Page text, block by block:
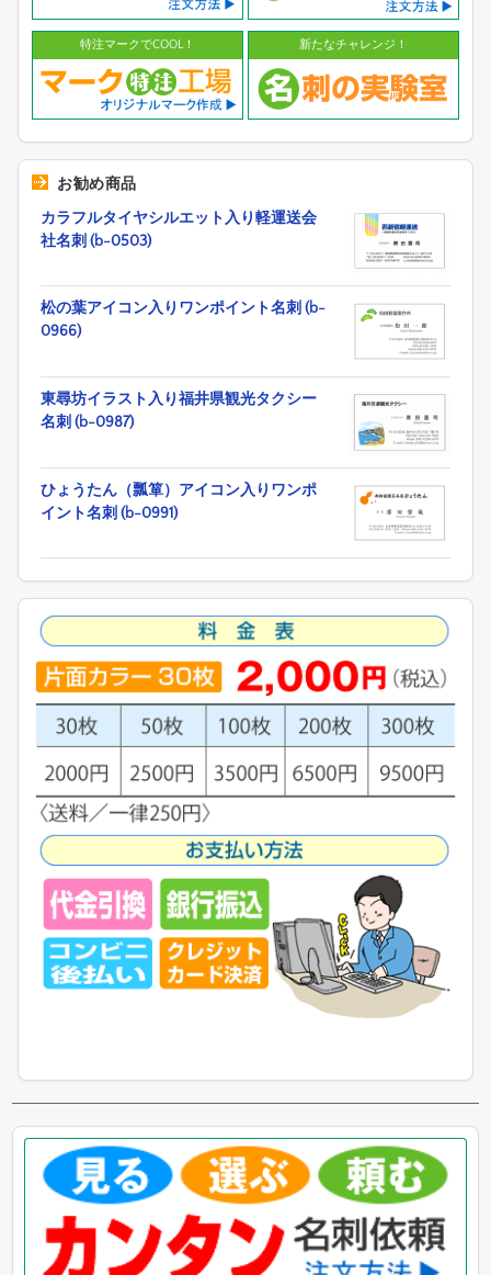
特注マークでCOOL！ 新たなチャレンジ！
お勧め商品
カラフルタイヤシルエット入り軽運送会
社名刺 (b-0503)
松の葉アイコン入りワンポイント名刺 (b-
0966)
東尋坊イラスト入り福井県観光タクシー
名刺 (b-0987)
ひょうたん（瓢箪）アイコン入りワンポ
イント名刺 (b-0991)